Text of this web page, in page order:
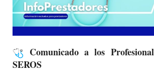
Comunicado a los
SEROS